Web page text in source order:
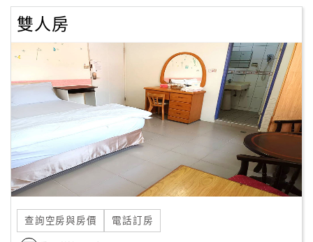
服
聯
單
Line
線
客
紅
利
雙人房
查詢空房與房價 電話訂房